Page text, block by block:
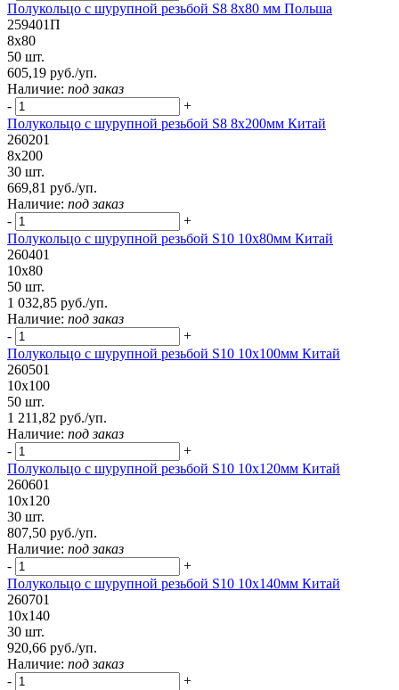
Полукольцо с шурупной резьбой S8 8х80 мм Польша
259401П
8х80
50 шт.
605,19 руб./уп.
Наличие: под заказ
-
+
Полукольцо с шурупной резьбой S8 8х200мм Китай
260201
8х200
30 шт.
669,81 руб./уп.
Наличие: под заказ
-
+
Полукольцо с шурупной резьбой S10 10х80мм Китай
260401
10х80
50 шт.
1 032,85 руб./уп.
Наличие: под заказ
-
+
Полукольцо с шурупной резьбой S10 10х100мм Китай
260501
10х100
50 шт.
1 211,82 руб./уп.
Наличие: под заказ
-
+
Полукольцо с шурупной резьбой S10 10х120мм Китай
260601
10х120
30 шт.
807,50 руб./уп.
Наличие: под заказ
-
+
Полукольцо с шурупной резьбой S10 10х140мм Китай
260701
10х140
30 шт.
920,66 руб./уп.
Наличие: под заказ
-
+